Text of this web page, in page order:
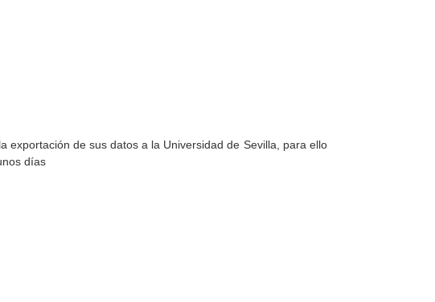
exportación de sus datos a la Universidad de Sevilla, para ello
días